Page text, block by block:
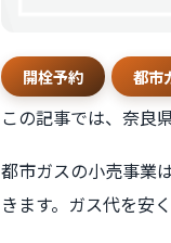
開栓予約 都市
この記事では、奈良
都市ガスの小売事業
きます。ガス代を安